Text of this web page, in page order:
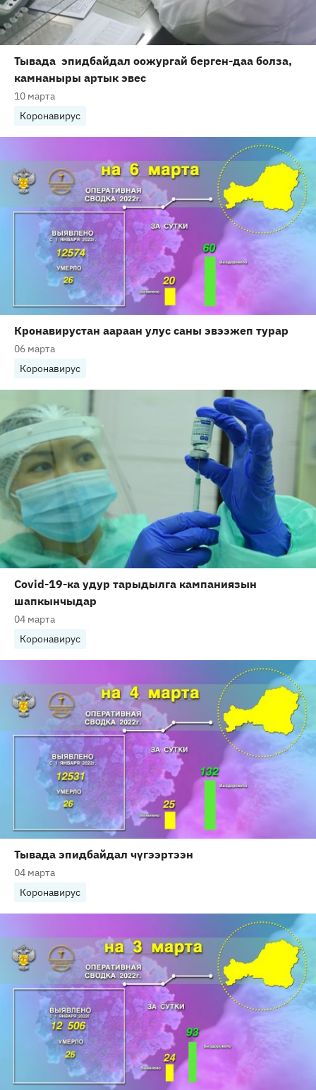
Тывада эпидбайдал оожургай берген-даа болза,
камнаныры артык эвес
10 марта
Коронавирус
Кронавирустан аараан улус саны эвээжеп турар
06 марта
Коронавирус
Covid-19-ка удур тарыдылга кампаниязын
шапкынчыдар
04 марта
Коронавирус
Тывада эпидбайдал чүгээртээн
04 марта
Коронавирус